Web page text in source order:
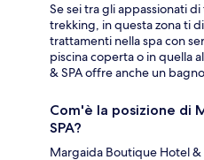
Se sei tra gli appassionati
trekking, in questa zona ti
trattamenti nella spa con
piscina coperta o in quella
& SPA offre anche un
Com'è la posizione di
SPA?
Margaida Boutique Hotel &